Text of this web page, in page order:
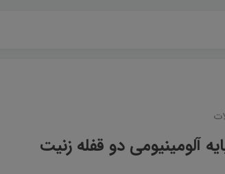
آلومینیومی دو قفله زنیت